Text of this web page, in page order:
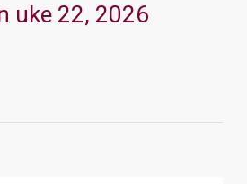
uke 22, 2026